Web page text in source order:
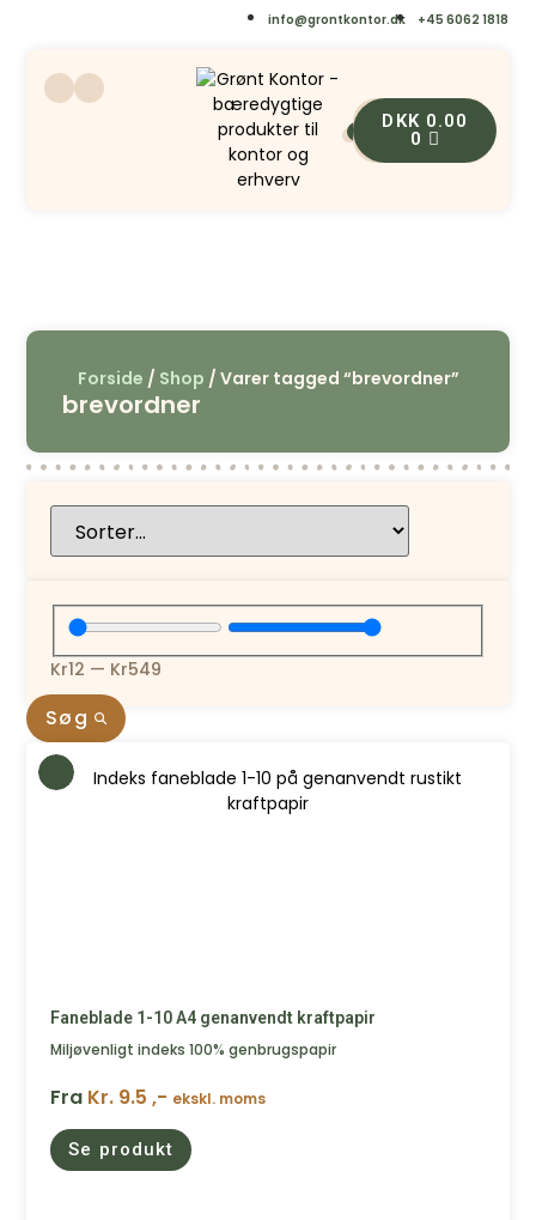
info@grontkontor.dk +45 6062 1818
0 DKK 0.00
0
Forside / Shop / Varer tagged “brevordner”
brevordner
Kr12 — Kr549
Søg
Faneblade 1-10 A4 genanvendt kraftpapir
Miljøvenligt indeks 100% genbrugspapir
Fra Kr. 9.5 ,- ekskl. moms
Se produkt